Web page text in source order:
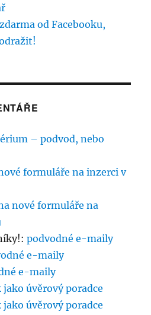
od Facebooku,
– podvod, nebo
formuláře na inzerci v
nové formuláře na
:podvodné e-maily
e-maily
e-maily
úvěrový poradce
úvěrový poradce